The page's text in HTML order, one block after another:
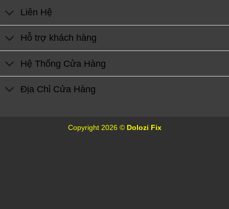
Liên Hệ
Hỗ trợ khách hàng
Hệ Thống Cửa Hàng
Địa Chỉ Cửa Hàng
Copyright 2026 © Dolozi Fix